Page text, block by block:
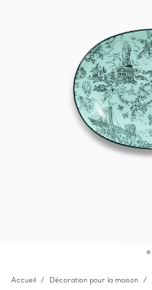
Accueil Décoration pour la maison